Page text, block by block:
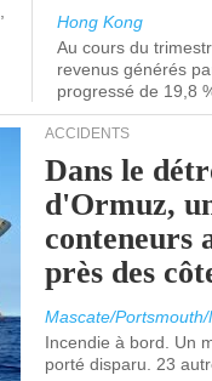
Hong Kong
Au cours du
revenus générés
progressé de 19,8
ACCIDENTS
Dans le
d'Ormuz,
conteneurs
près des
Mascate/
Incendie à bord. Un
porté disparu. 23